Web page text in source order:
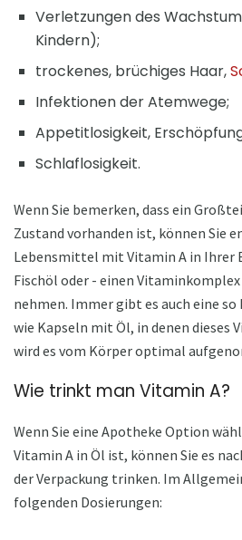
Verletzungen des
Kindern);
trockenes, brüchiges Haar,
Infektionen der Atemwege;
Appetitlosigkeit,
Schlaflosigkeit.
Wenn Sie bemerken, dass ein
Zustand vorhanden ist, können Sie
Lebensmittel mit Vitamin A in Ihrer
Fischöl oder - einen
nehmen. Immer gibt es auch eine
wie Kapseln mit Öl, in denen dieses
wird es vom Körper optimal
Wie trinkt man Vitamin A?
Wenn Sie eine Apotheke Option
Vitamin A in Öl ist, können Sie es
der Verpackung trinken. Im
folgenden Dosierungen: